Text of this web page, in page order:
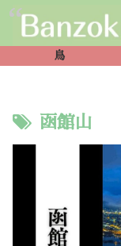
鳥
函館山